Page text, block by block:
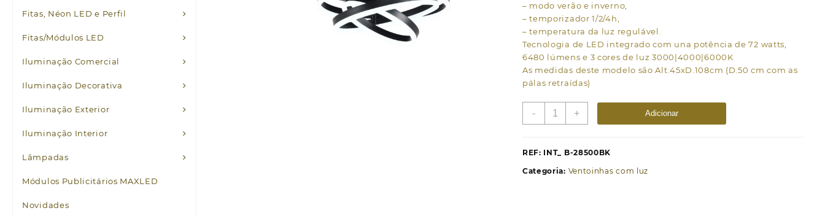
Fitas, Néon LED e Perfil
Fitas/Módulos LED
Iluminação Comercial
Iluminação Decorativa
Iluminação Exterior
Iluminação Interior
Lâmpadas
Módulos Publicitários MAXLED
Novidades
– modo verão e inverno,
– temporizador 1/2/4h,
– temperatura da luz regulável.
Tecnologia de LED integrado com una potência de 72 watts,
6480 lúmens e 3 cores de luz 3000|4000|6000K
As medidas deste modelo são Alt.45xD.108cm (D.50 cm com as
pálas retraídas)
-
Quantidade
SFERA
+ Adicionar
REF: INT_ B-28500BK
Categoria: Ventoinhas com luz